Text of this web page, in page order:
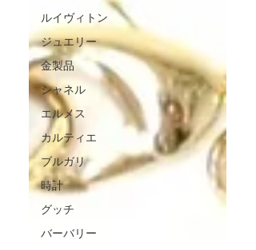
ルイヴィトン
ジュエリー
金製品
シャネル
エルメス
カルティエ
ブルガリ
時計
グッチ
バーバリー